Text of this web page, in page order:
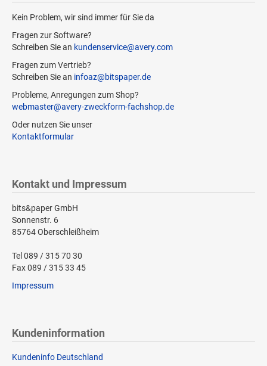
Kein Problem, wir sind immer für Sie da
Fragen zur Software?
Schreiben Sie an kundenservice@avery.com
Fragen zum Vertrieb?
Schreiben Sie an infoaz@bitspaper.de
Probleme, Anregungen zum Shop?
webmaster@avery-zweckform-fachshop.de
Oder nutzen Sie unser
Kontaktformular
Kontakt und Impressum
bits&paper GmbH
Sonnenstr. 6
85764 Oberschleißheim
Tel 089 / 315 70 30
Fax 089 / 315 33 45
Impressum
Kundeninformation
Kundeninfo Deutschland